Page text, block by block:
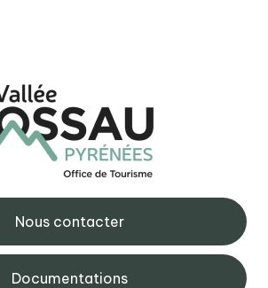
Nous contacter
Documentations